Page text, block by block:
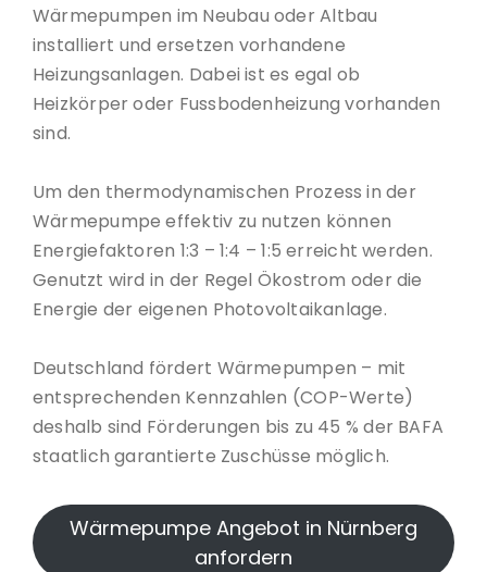
Wärmepumpen im Neubau oder Altbau
installiert und ersetzen vorhandene
Heizungsanlagen. Dabei ist es egal ob
Heizkörper oder Fussbodenheizung vorhanden
sind.
Um den thermodynamischen Prozess in der
Wärmepumpe effektiv zu nutzen können
Energiefaktoren 1:3 – 1:4 – 1:5 erreicht werden.
Genutzt wird in der Regel Ökostrom oder die
Energie der eigenen Photovoltaikanlage.
Deutschland fördert Wärmepumpen – mit
entsprechenden Kennzahlen (COP-Werte)
deshalb sind Förderungen bis zu 45 % der BAFA
staatlich garantierte Zuschüsse möglich.
Wärmepumpe Angebot in Nürnberg
anfordern